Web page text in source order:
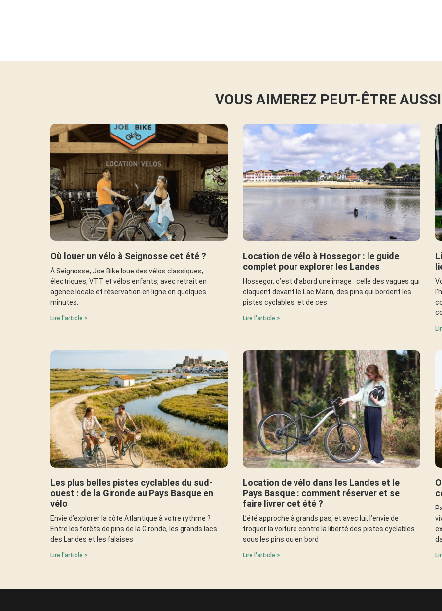
VOUS AIMEREZ PEUT-ÊTRE
Où louer un vélo à Seignosse cet été ?
À Seignosse, Joe Bike loue des vélos classiques,
électriques, VTT et vélos enfants, avec retrait en
agence locale et réservation en ligne en quelques
minutes.
Lire l'article >
Location de vélo à Hossegor : le guide
complet pour explorer les Landes
Hossegor, c’est d’abord une image : celle des vagues qui
claquent devant le Lac Marin, des pins qui bordent les
pistes cyclables, et de ces
Lire l'article >
Les plus belles pistes cyclables du sud-
ouest : de la Gironde au Pays Basque en
vélo
Envie d’explorer la côte Atlantique à votre rythme ?
Entre les forêts de pins de la Gironde, les grands lacs
des Landes et les falaises
Lire l'article >
Location de vélo dans les Landes et le
Pays Basque : comment réserver et se
faire livrer cet été ?
L’été approche à grands pas, et avec lui, l’envie de
troquer la voiture contre la liberté des pistes cyclables
sous les pins ou en bord
Lire l'article >